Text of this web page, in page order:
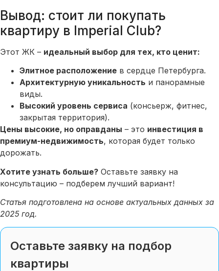
Вывод: стоит ли покупать
квартиру в Imperial Club?
Этот ЖК – идеальный выбор для тех, кто ценит:
Элитное расположение в сердце Петербурга.
Архитектурную уникальность и панорамные
виды.
Высокий уровень сервиса (консьерж, фитнес,
закрытая территория).
Цены высокие, но оправданы – это инвестиция в
премиум-недвижимость, которая будет только
дорожать.
Хотите узнать больше? Оставьте заявку на
консультацию – подберем лучший вариант!
Статья подготовлена на основе актуальных данных за
2025 год.
Оставьте заявку на подбор
квартиры